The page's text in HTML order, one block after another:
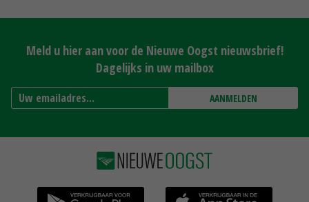
Meld u hier aan voor de Nieuwe Oogst nieuwsbrief!
Dagelijks in uw mailbox
AANMELDEN